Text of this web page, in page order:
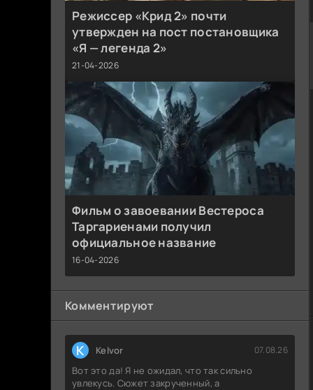
Режиссер «Крид 2» почти
утвержден на пост постановщика
«Я — легенда 2»
21-04-2026
Фильм о завоевании Вестероса
Таргариенами получил
официальное название
16-04-2026
Комментируют
K Kelvor 07.08.26
Вот это да! Я не ожидал, что так сильно
увлекусь. Сюжет закрученный, а